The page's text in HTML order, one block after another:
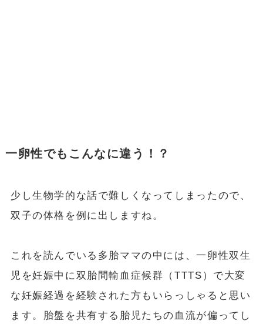
一卵性でもこんなに違う！？
少し生物学的な話で難しくなってしまったので、
双子の体格を例に出しますね。
これを読んでいる多胎ママの中には、一卵性双生
児を妊娠中に双胎間輸血症候群（TTTS）で大変
な妊娠経過を経験された方もいらっしゃると思い
ます。胎盤を共有する胎児たちの血流が偏ってし